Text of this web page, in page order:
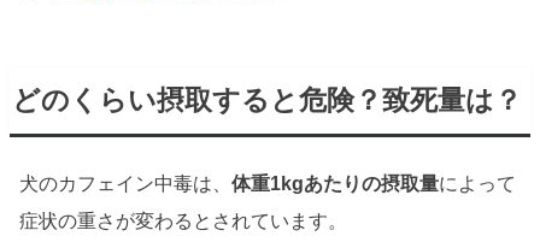
どのくらい摂取すると危険？致死量は？
犬のカフェイン中毒は、体重1kgあたりの摂取量によって
症状の重さが変わるとされています。